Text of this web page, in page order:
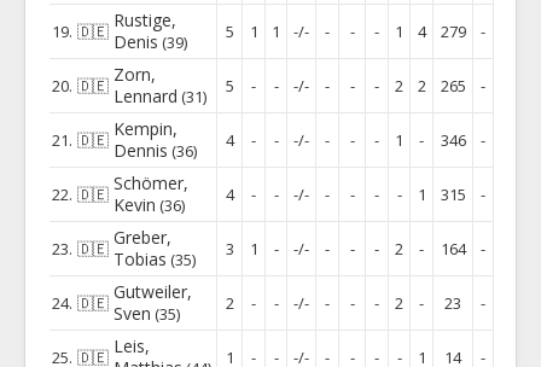
19. 🇩🇪 Rustige,
Denis (39) 5 1 1 -/- - - - 1 4 279 -
20. 🇩🇪 Zorn,
Lennard (31) 5 - - -/- - - - 2 2 265 -
21. 🇩🇪 Kempin,
Dennis (36) 4 - - -/- - - - 1 - 346 -
22. 🇩🇪 Schömer,
Kevin (36) 4 - - -/- - - - - 1 315 -
23. 🇩🇪 Greber,
Tobias (35) 3 1 - -/- - - - 2 - 164 -
24. 🇩🇪 Gutweiler,
Sven (35) 2 - - -/- - - - 2 - 23 -
25. 🇩🇪 Leis,
1 - - -/- - - - - 1 14 -